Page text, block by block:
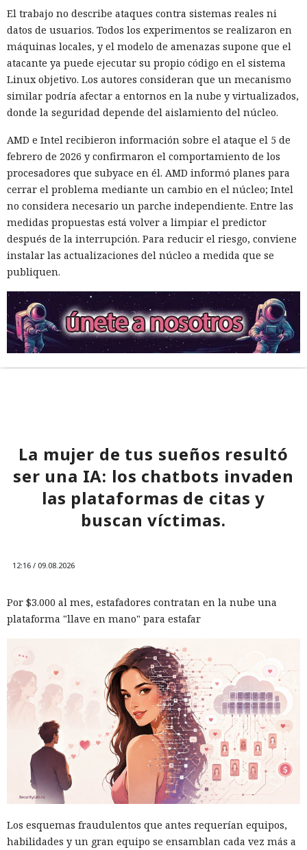
El trabajo no describe ataques contra sistemas reales ni
datos de usuarios. Todos los experimentos se realizaron en
máquinas locales, y el modelo de amenazas supone que el
atacante ya puede ejecutar su propio código en el sistema
Linux objetivo. Los autores consideran que un mecanismo
similar podría afectar a entornos en la nube y virtualizados,
donde la seguridad depende del aislamiento del núcleo.
AMD e Intel recibieron información sobre el ataque el 5 de
febrero de 2026 y confirmaron el comportamiento de los
procesadores que subyace en él. AMD informó planes para
cerrar el problema mediante un cambio en el núcleo; Intel
no considera necesario un parche independiente. Entre las
medidas propuestas está volver a limpiar el predictor
después de la interrupción. Para reducir el riesgo, conviene
instalar las actualizaciones del núcleo a medida que se
publiquen.
La mujer de tus sueños resultó
ser una IA: los chatbots invaden
las plataformas de citas y
buscan víctimas.
12:16 / 09.08.2026
Por $3.000 al mes, estafadores contratan en la nube una
plataforma "llave en mano" para estafar
Los esquemas fraudulentos que antes requerían equipos,
habilidades y un gran equipo se ensamblan cada vez más a